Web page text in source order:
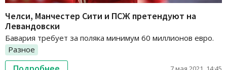
Челси, Манчестер Сити и ПСЖ претендуют на
Левандовски
Бавария требует за поляка минимум 60 миллионов евро.
Разное